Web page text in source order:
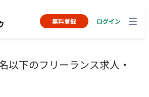
無料登録 ログイン
以下のフリーランス求人・